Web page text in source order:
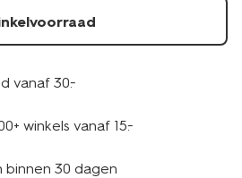
vanaf 30.-
winkels vanaf 15.-
binnen 30 dagen